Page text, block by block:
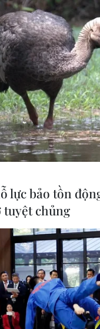
CHUYÊN MỤC
chuẩn bị một
vào Iran?
lực bảo tồn
tuyệt chủng